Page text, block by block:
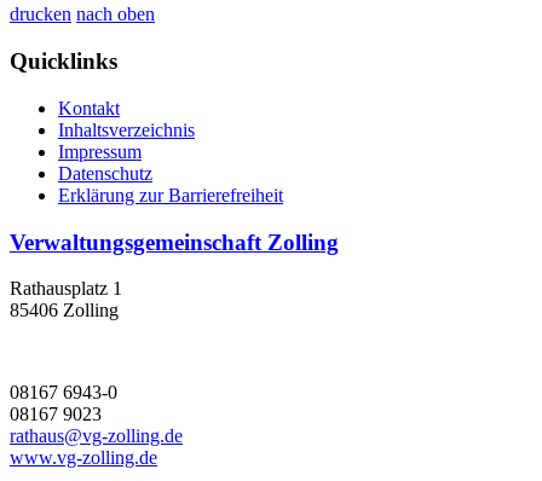
drucken nach oben
Quicklinks
Kontakt
Inhaltsverzeichnis
Impressum
Datenschutz
Erklärung zur Barrierefreiheit
Verwaltungsgemeinschaft Zolling
Rathausplatz 1
85406 Zolling
08167 6943-0
08167 9023
rathaus@vg-zolling.de
www.vg-zolling.de